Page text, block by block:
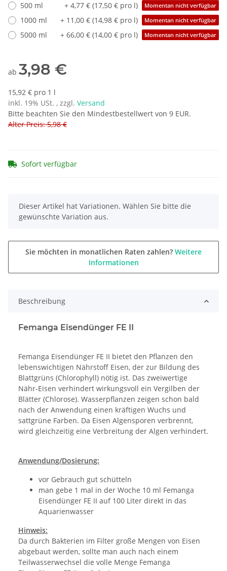
500 ml
+ 4,77 € (17,50 € pro l) Momentan nicht verfügbar
1000 ml + 11,00 € (14,98 € pro l) Momentan nicht verfügbar
5000 ml + 66,00 € (14,00 € pro l) Momentan nicht verfügbar
ab 3,98 €
15,92 € pro 1 l
inkl. 19% USt. , zzgl. Versand
Bitte beachten Sie den Mindestbestellwert von 9 EUR.
Alter Preis: 5,98 €
Sofort verfügbar
x
Dieser Artikel hat Variationen. Wählen Sie bitte die
gewünschte Variation aus.
Sie möchten in monatlichen Raten zahlen? Weitere
Informationen
Beschreibung
Femanga Eisendünger FE II
Femanga Eisendünger FE II bietet den Pflanzen den
lebenswichtigen Nährstoff Eisen, der zur Bildung des
Blattgrüns (Chlorophyll) nötig ist. Das zweiwertige
Nähr-Eisen verhindert wirkungsvoll ein Vergilben der
Blätter (Chlorose). Wasserpflanzen zeigen schon bald
nach der Anwendung einen kräftigen Wuchs und
sattgrüne Farben. Da Eisen Algensporen verbrennt,
wird gleichzeitig eine Verbreitung der Algen verhindert.
Anwendung/Dosierung:
vor Gebrauch gut schütteln
man gebe 1 mal in der Woche 10 ml Femanga
Eisendünger FE II auf 100 Liter direkt in das
Aquarienwasser
Hinweis:
Da durch Bakterien im Filter große Mengen von Eisen
abgebaut werden, sollte man auch nach einem
Teilwasserwechsel die volle Menge Femanga